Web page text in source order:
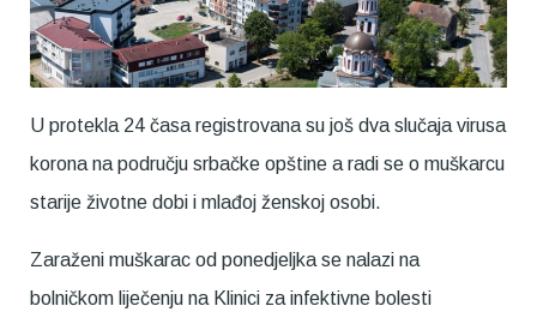
U protekla 24 časa registrovana su još dva slučaja virusa
korona na području srbačke opštine a radi se o muškarcu
starije životne dobi i mlađoj ženskoj osobi.
Zaraženi muškarac od ponedjeljka se nalazi na
bolničkom liječenju na Klinici za infektivne bolesti